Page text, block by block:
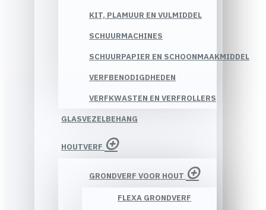
KIT, PLAMUUR EN VULMIDDEL
SCHUURMACHINES
SCHUURPAPIER EN SCHOONMAAKMIDDEL
VERFBENODIGDHEDEN
VERFKWASTEN EN VERFROLLERS
GLASVEZELBEHANG
HOUTVERF
GRONDVERF VOOR HOUT
FLEXA GRONDVERF